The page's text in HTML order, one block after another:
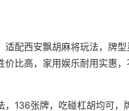
适配西安飘胡麻将玩法，牌
比高，家用娱乐耐用实惠
136张牌，吃碰杠胡均可，